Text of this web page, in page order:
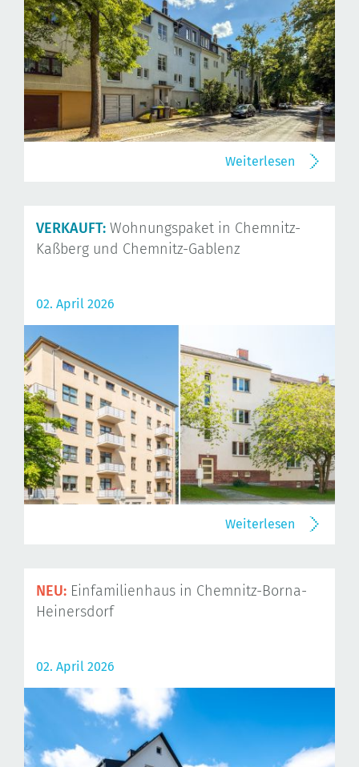
Weiterlesen
VERKAUFT: Wohnungspaket in Chemnitz-
Kaßberg und Chemnitz-Gablenz
02. April 2026
Weiterlesen
NEU: Einfamilienhaus in Chemnitz-Borna-
Heinersdorf
02. April 2026